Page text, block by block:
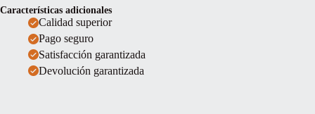
Características adicionales
Calidad superior
Pago seguro
Satisfacción garantizada
Devolución garantizada